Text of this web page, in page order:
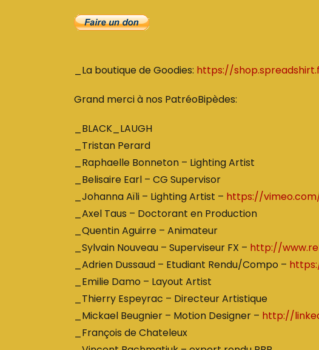
_La boutique de Goodies: https://
Grand merci à nos PatréoBipèdes:
_BLACK_LAUGH
_Tristan Perard
_Raphaelle Bonneton – Lighting Artist
_Belisaire Earl – CG Supervisor
_Johanna Aïli – Lighting Artist – https://vimeo.com/
_Axel Taus – Doctorant en Production
_Quentin Aguirre – Animateur
_Sylvain Nouveau – Superviseur FX – http://
_Adrien Dussaud – Etudiant Rendu/Compo –
_Emilie Damo – Layout Artist
_Thierry Espeyrac – Directeur Artistique
_Mickael Beugnier – Motion Designer – http://
_François de Chateleux